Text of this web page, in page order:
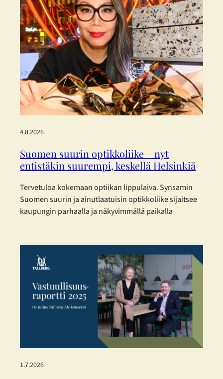
4.8.2026
Suomen suurin optikkoliike – nyt
entistäkin suurempi, keskellä Helsinkiä
Tervetuloa kokemaan optiikan lippulaiva. Synsamin
Suomen suurin ja ainutlaatuisin optikkoliike sijaitsee
kaupungin parhaalla ja näkyvimmällä paikalla
Synsamin lippulaivaliike tarjoaa huikeat 423 m² täyden
palvelun optiikkaa aivan Aleksanterinkadun ytimessä.
Enemmän tilaa, enemmän valikoimaa ja entistä
parempaa palvelua – kaikki asiakkaan parhaaksi.
Uudistetut tilat, sujuvampi…
1.7.2026